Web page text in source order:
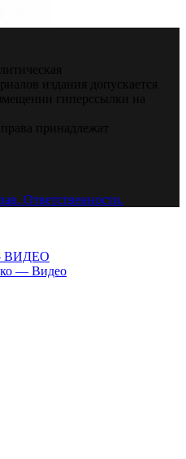
издания допускается
гиперссылки на
принадлежат
Ответственности.
ВИДЕО
— Видео